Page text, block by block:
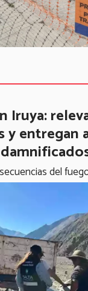
Iruya:
y entregan
del